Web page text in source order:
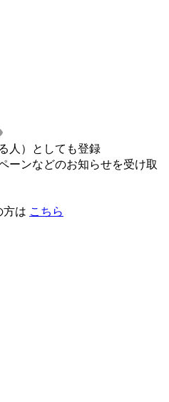
人）としても登録
ーンなどのお知らせを受け取
方は こちら